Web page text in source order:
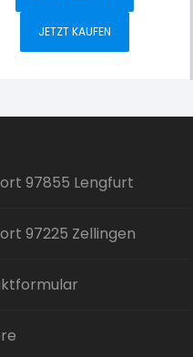
JETZT KAUFEN
97855 Lengfurt
97225 Zellingen